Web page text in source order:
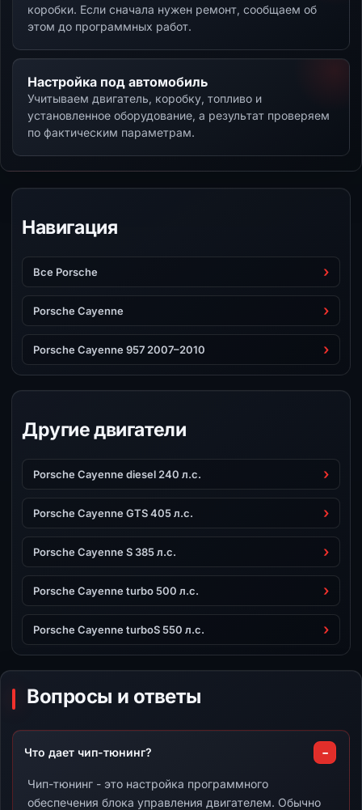
коробки. Если сначала нужен ремонт, сообщаем об
этом до программных работ.
Настройка под автомобиль
Учитываем двигатель, коробку, топливо и
установленное оборудование, а результат проверяем
по фактическим параметрам.
Навигация
Все Porsche
Porsche Cayenne
Porsche Cayenne 957 2007–2010
Другие двигатели
Porsche Cayenne diesel 240 л.с.
Porsche Cayenne GTS 405 л.с.
Porsche Cayenne S 385 л.с.
Porsche Cayenne turbo 500 л.с.
Porsche Cayenne turboS 550 л.с.
Вопросы и ответы
Что дает чип-тюнинг?
Чип-тюнинг - это настройка программного
обеспечения блока управления двигателем. Обычно